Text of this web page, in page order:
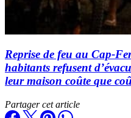
Reprise de feu au Cap-
habitants refusent
leur maison coûte que
Partager cet article